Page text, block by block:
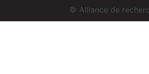
© Alliance de